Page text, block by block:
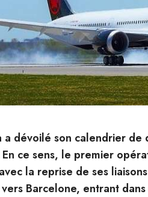
a dévoilé son calendrier
ce sens, le premier
la reprise de ses
vers Barcelone, entrant